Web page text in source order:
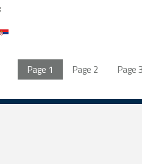
Page 1 Page 2 Page3